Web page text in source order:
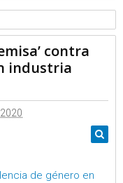
de género en
contra
industria
de género en